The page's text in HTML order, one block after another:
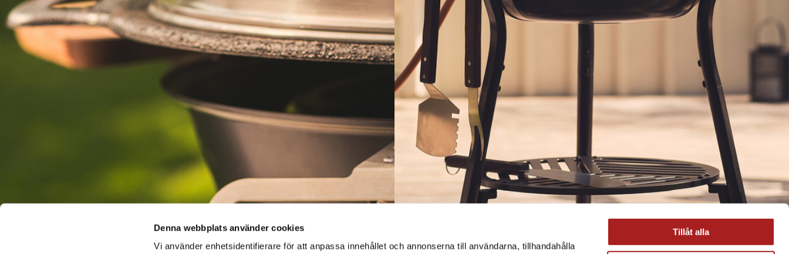
Denna webbplats använder cookies
Vi använder enhetsidentifierare för att anpassa innehållet och annonserna till användarna, tillhandahålla
Tillåt alla